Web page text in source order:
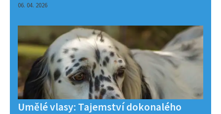
06. 04. 2026
Umělé vlasy: Tajemství dokonalého